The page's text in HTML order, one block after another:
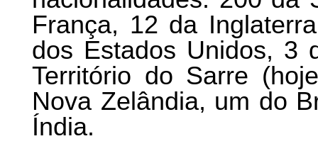
França, 12 da
dos Estados Unidos, 3
Território do Sarre
Nova Zelândia, um do
Índia.